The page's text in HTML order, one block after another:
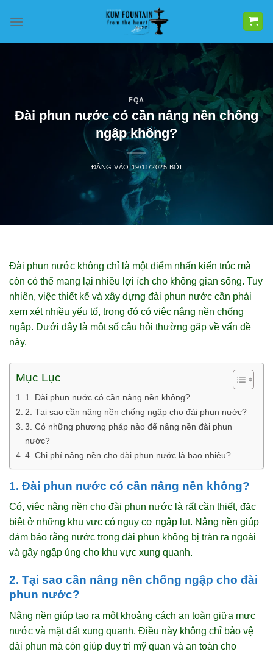
qua
FQA
Đài phun nước có cần nâng nền chống
ngập không?
ĐĂNG VÀO19/11/2025 BỞI
Đài phun nước không chỉ là một điểm nhấn kiến trúc mà
còn có thể mang lại nhiều lợi ích cho không gian sống. Tuy
nhiên, việc thiết kế và xây dựng đài phun nước cần phải
xem xét nhiều yếu tố, trong đó có việc nâng nền chống
ngập. Dưới đây là một số câu hỏi thường gặp về vấn đề
này.
Mục Lục
1. Đài phun nước có cần nâng nền không?
2. Tại sao cần nâng nền chống ngập cho đài phun nước?
3. Có những phương pháp nào để nâng nền đài phun
nước?
4. Chi phí nâng nền cho đài phun nước là bao nhiêu?
1. Đài phun nước có cần nâng nền không?
Có, việc nâng nền cho đài phun nước là rất cần thiết, đặc
biệt ở những khu vực có nguy cơ ngập lụt. Nâng nền giúp
đảm bảo rằng nước trong đài phun không bị tràn ra ngoài
và gây ngập úng cho khu vực xung quanh.
2. Tại sao cần nâng nền chống ngập cho đài
phun nước?
Nâng nền giúp tạo ra một khoảng cách an toàn giữa mực
nước và mặt đất xung quanh. Điều này không chỉ bảo vệ
đài phun mà còn giúp duy trì mỹ quan và an toàn cho